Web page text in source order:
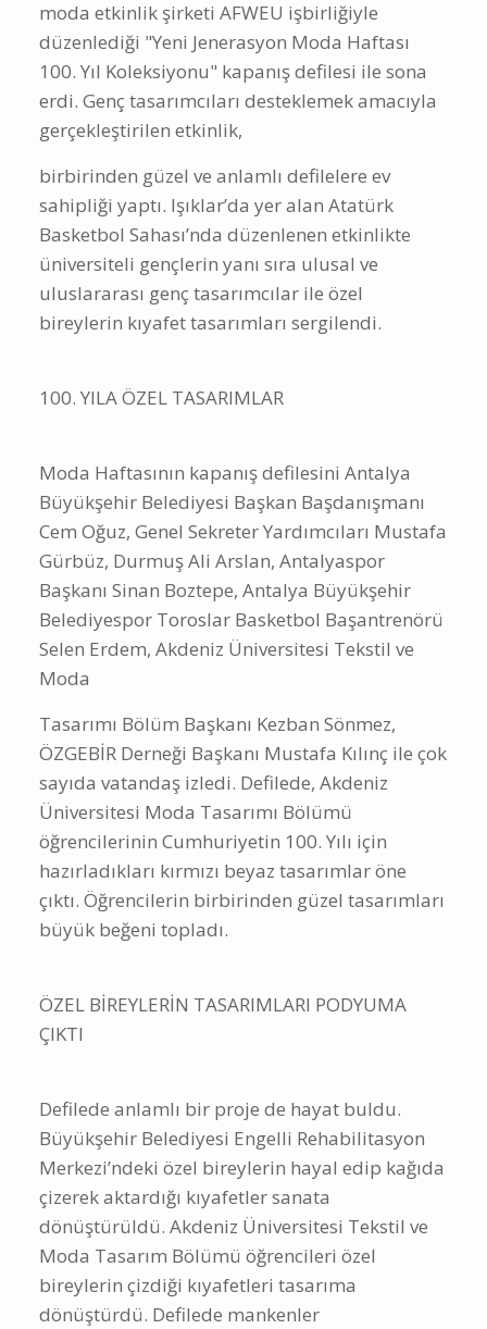
moda etkinlik şirketi AFWEU işbirliğiyle
düzenlediği "Yeni Jenerasyon Moda Haftası
100. Yıl Koleksiyonu" kapanış defilesi ile sona
erdi. Genç tasarımcıları desteklemek amacıyla
gerçekleştirilen etkinlik,
birbirinden güzel ve anlamlı defilelere ev
sahipliği yaptı. Işıklar’da yer alan Atatürk
Basketbol Sahası’nda düzenlenen etkinlikte
üniversiteli gençlerin yanı sıra ulusal ve
uluslararası genç tasarımcılar ile özel
bireylerin kıyafet tasarımları sergilendi.
100. YILA ÖZEL TASARIMLAR
Moda Haftasının kapanış defilesini Antalya
Büyükşehir Belediyesi Başkan Başdanışmanı
Cem Oğuz, Genel Sekreter Yardımcıları Mustafa
Gürbüz, Durmuş Ali Arslan, Antalyaspor
Başkanı Sinan Boztepe, Antalya Büyükşehir
Belediyespor Toroslar Basketbol Başantrenörü
Selen Erdem, Akdeniz Üniversitesi Tekstil ve
Moda
Tasarımı Bölüm Başkanı Kezban Sönmez,
ÖZGEBİR Derneği Başkanı Mustafa Kılınç ile çok
sayıda vatandaş izledi. Defilede, Akdeniz
Üniversitesi Moda Tasarımı Bölümü
öğrencilerinin Cumhuriyetin 100. Yılı için
hazırladıkları kırmızı beyaz tasarımlar öne
çıktı. Öğrencilerin birbirinden güzel tasarımları
büyük beğeni topladı.
ÖZEL BİREYLERİN TASARIMLARI PODYUMA
ÇIKTI
Defilede anlamlı bir proje de hayat buldu.
Büyükşehir Belediyesi Engelli Rehabilitasyon
Merkezi’ndeki özel bireylerin hayal edip kağıda
çizerek aktardığı kıyafetler sanata
dönüştürüldü. Akdeniz Üniversitesi Tekstil ve
Moda Tasarım Bölümü öğrencileri özel
bireylerin çizdiği kıyafetleri tasarıma
dönüştürdü. Defilede mankenler